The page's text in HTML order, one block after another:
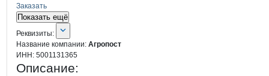
Заказать
Показать ещё
О компании
Реквизиты
Реквизиты:
Название компании: Агропост
ИНН: 5001131365
Описание: